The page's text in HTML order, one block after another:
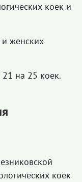
коек и
женских
на 25 коек.
коек